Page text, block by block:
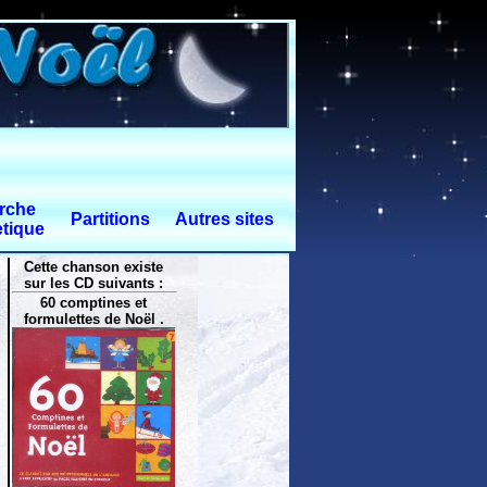
Partitions Autres sites
Cette chanson existe
sur les CD suivants :
60 comptines et
formulettes de Noël .